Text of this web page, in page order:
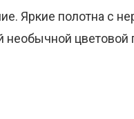
Яркие полотна с
цветовой